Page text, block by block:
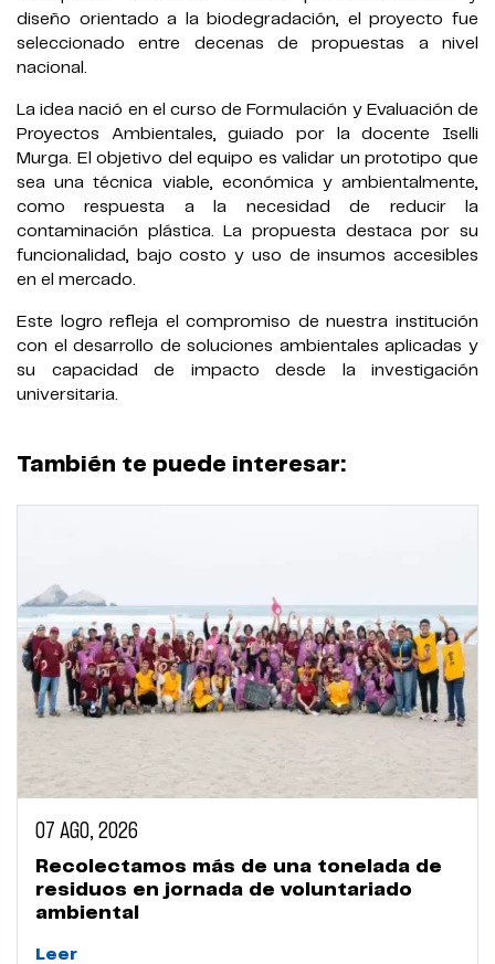
diseño orientado a la biodegradación, el proyecto fue
seleccionado entre decenas de propuestas a nivel
nacional.
La idea nació en el curso de Formulación y Evaluación de
Proyectos Ambientales, guiado por la docente Iselli
Murga. El objetivo del equipo es validar un prototipo que
sea una técnica viable, económica y ambientalmente,
como respuesta a la necesidad de reducir la
contaminación plástica. La propuesta destaca por su
funcionalidad, bajo costo y uso de insumos accesibles
en el mercado.
Este logro refleja el compromiso de nuestra institución
con el desarrollo de soluciones ambientales aplicadas y
su capacidad de impacto desde la investigación
universitaria.
También te puede interesar:
07 AGO, 2026
Recolectamos más de una tonelada de
residuos en jornada de voluntariado
ambiental
Leer